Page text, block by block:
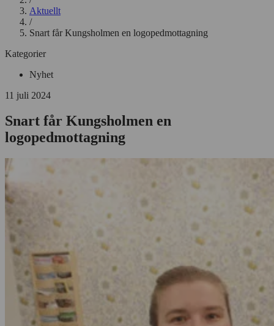
Aktuellt
/
Snart får Kungsholmen en logopedmottagning
Kategorier
Nyhet
11 juli 2024
Snart får Kungsholmen en
logopedmottagning